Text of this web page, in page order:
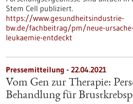
Stem Cell publiziert.
https://www.gesundheitsindustrie-
bw.de/fachbeitrag/pm/neue-
leukaemie-entdeckt
Pressemitteilung - 22.04.2021
Vom Gen zur Therapie:
Behandlung für